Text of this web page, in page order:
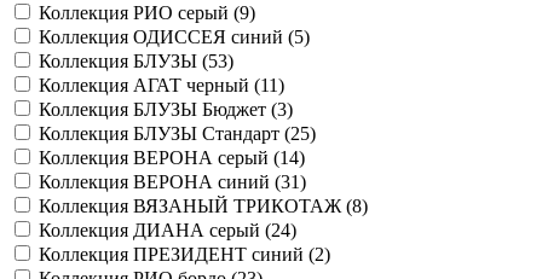
Коллекция РИО серый (9)
Коллекция ОДИССЕЯ синий (5)
Коллекция БЛУЗЫ (53)
Коллекция АГАТ черный (11)
Коллекция БЛУЗЫ Бюджет (3)
Коллекция БЛУЗЫ Стандарт (25)
Коллекция ВЕРОНА серый (14)
Коллекция ВЕРОНА синий (31)
Коллекция ВЯЗАНЫЙ ТРИКОТАЖ (8)
Коллекция ДИАНА серый (24)
Коллекция ПРЕЗИДЕНТ синий (2)